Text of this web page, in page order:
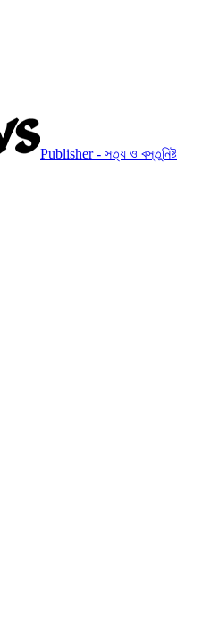
Publisher - সত্য ও বস্তুনিষ্ট